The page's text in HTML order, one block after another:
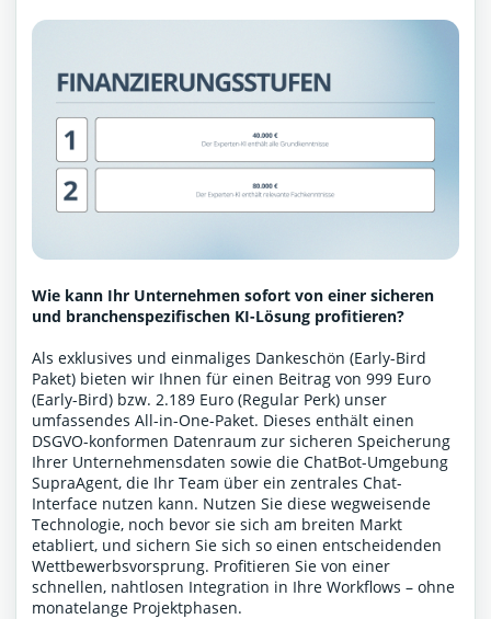
Wie kann Ihr Unternehmen sofort von einer sicheren
und branchenspezifischen KI-Lösung profitieren?
Als exklusives und einmaliges Dankeschön (Early-Bird
Paket) bieten wir Ihnen für einen Beitrag von 999 Euro
(Early-Bird) bzw. 2.189 Euro (Regular Perk) unser
umfassendes All-in-One-Paket. Dieses enthält einen
DSGVO-konformen Datenraum zur sicheren Speicherung
Ihrer Unternehmensdaten sowie die ChatBot-Umgebung
SupraAgent, die Ihr Team über ein zentrales Chat-
Interface nutzen kann. Nutzen Sie diese wegweisende
Technologie, noch bevor sie sich am breiten Markt
etabliert, und sichern Sie sich so einen entscheidenden
Wettbewerbsvorsprung. Profitieren Sie von einer
schnellen, nahtlosen Integration in Ihre Workflows – ohne
monatelange Projektphasen.